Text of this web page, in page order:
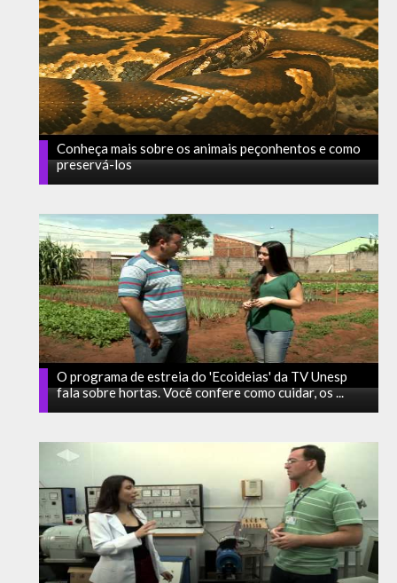
Conheça mais sobre os animais peçonhentos e como
preservá-los
O programa de estreia do 'Ecoideias' da TV Unesp
fala sobre hortas. Você confere como cuidar, os ...